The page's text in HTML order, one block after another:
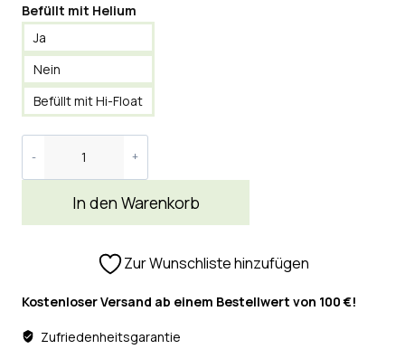
Befüllt mit Helium
Ja
Nein
Befüllt mit Hi-Float
In den Warenkorb
Zur Wunschliste hinzufügen
Kostenloser Versand ab einem Bestellwert von 100 €!
Zufriedenheitsgarantie